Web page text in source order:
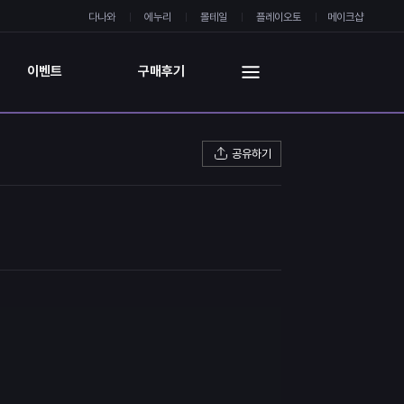
다나와 에누리 몰테일 플레이오토 메이크샵
이벤트 구매후기
공유하기